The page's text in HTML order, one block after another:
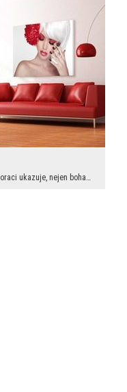
Žena představena na této dekoraci ukazuje, nejen bohatý a poměrně výrazný make-up jak rovněž dopl...